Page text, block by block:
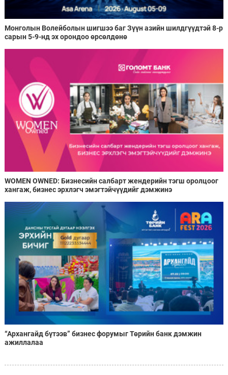
Монголын Волейболын шигшээ баг Зүүн азийн шилдгүүдтэй 8-р
сарын 5-9-нд эх орондоо өрсөлдөнө
WOMEN OWNED: Бизнесийн салбарт жендерийн тэгш оролцоог
хангаж, бизнес эрхлэгч эмэгтэйчүүдийг дэмжинэ
“Архангайд бүтээв” бизнес форумыг Төрийн банк дэмжин
ажиллалаа